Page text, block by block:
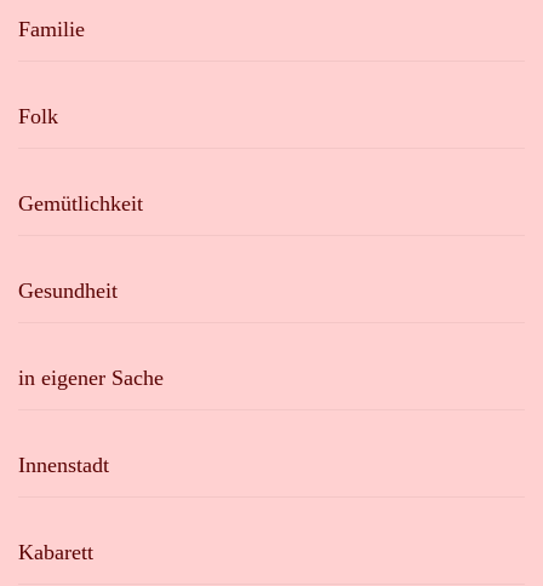
Familie
Folk
Gemütlichkeit
Gesundheit
in eigener Sache
Innenstadt
Kabarett